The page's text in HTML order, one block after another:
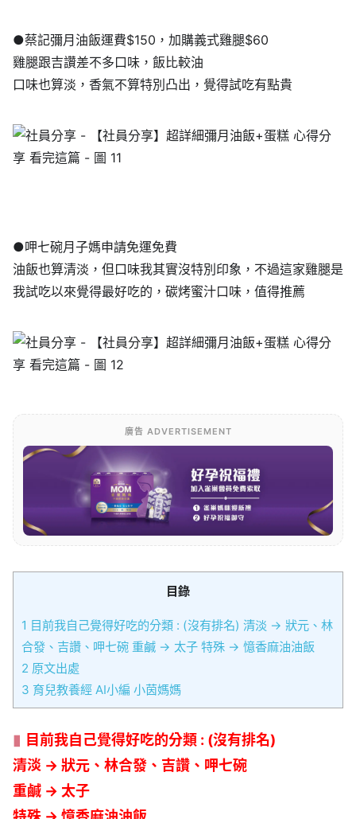
●蔡記彌月油飯運費$150，加購義式雞腿$60
雞腿跟吉讚差不多口味，飯比較油
口味也算淡，香氣不算特別凸出，覺得試吃有點貴
●呷七碗月子媽申請免運免費
油飯也算清淡，但口味我其實沒特別印象，不過這家雞腿是
我試吃以來覺得最好吃的，碳烤蜜汁口味，值得推薦
廣告 ADVERTISEMENT
目錄
1 目前我自己覺得好吃的分類 : (沒有排名) 清淡 → 狀元、林
合發、吉讚、呷七碗 重鹹 → 太子 特殊 → 憶香麻油油飯
2 原文出處
3 育兒教養經 AI小編 小茵媽媽
目前我自己覺得好吃的分類 : (沒有排名)
清淡 → 狀元、林合發、吉讚、呷七碗
重鹹 → 太子